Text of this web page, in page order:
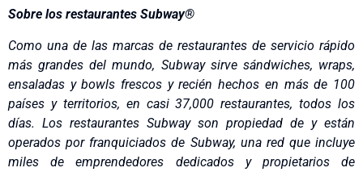
Sobre los restaurantes Subway®
Como una de las marcas de restaurantes de servicio rápido
más grandes del mundo, Subway sirve sándwiches, wraps,
ensaladas y bowls frescos y recién hechos en más de 100
países y territorios, en casi 37,000 restaurantes, todos los
días. Los restaurantes Subway son propiedad de y están
operados por franquiciados de Subway, una red que incluye
miles de emprendedores dedicados y propietarios de